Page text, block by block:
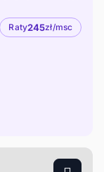
Raty245zł/msc